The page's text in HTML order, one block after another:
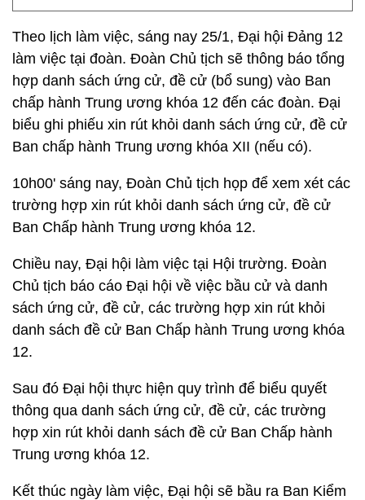
Theo lịch làm việc, sáng nay 25/1, Đại hội Đảng 12
làm việc tại đoàn. Đoàn Chủ tịch sẽ thông báo tổng
hợp danh sách ứng cử, đề cử (bổ sung) vào Ban
chấp hành Trung ương khóa 12 đến các đoàn. Đại
biểu ghi phiếu xin rút khỏi danh sách ứng cử, đề cử
Ban chấp hành Trung ương khóa XII (nếu có).
10h00' sáng nay, Đoàn Chủ tịch họp để xem xét các
trường hợp xin rút khỏi danh sách ứng cử, đề cử
Ban Chấp hành Trung ương khóa 12.
Chiều nay, Đại hội làm việc tại Hội trường. Đoàn
Chủ tịch báo cáo Đại hội về việc bầu cử và danh
sách ứng cử, đề cử, các trường hợp xin rút khỏi
danh sách đề cử Ban Chấp hành Trung ương khóa
12.
Sau đó Đại hội thực hiện quy trình để biểu quyết
thông qua danh sách ứng cử, đề cử, các trường
hợp xin rút khỏi danh sách đề cử Ban Chấp hành
Trung ương khóa 12.
Kết thúc ngày làm việc, Đại hội sẽ bầu ra Ban Kiểm